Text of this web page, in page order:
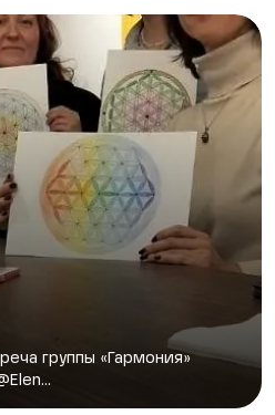
группы «Гармония»